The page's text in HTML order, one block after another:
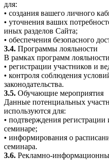
для:
• создания вашего личного
• уточнения ваших
иных разделов Сайта;
• обеспечения безопасного
3.4. Программы лояльности
В рамках программ
• регистрации участников и
• контроля соблюдения
законодательства.
3.5. Обучающие мероприятия
Данные потенциальных
используются для:
• подтверждения регистрации
семинаре;
• информирования о
семинара.
3.6. Рекламно-